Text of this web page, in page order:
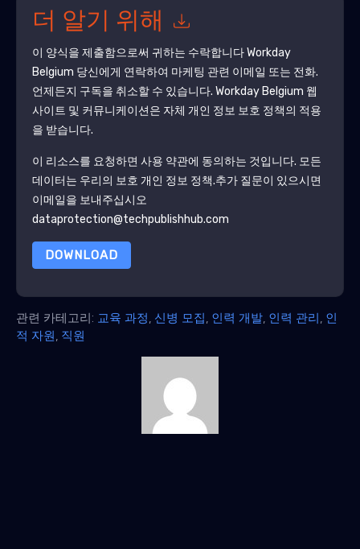
더 알기 위해
이 양식을 제출함으로써 귀하는 수락합니다Workday
Belgium 당신에게 연락하여 마케팅 관련 이메일 또는 전화.
언제든지 구독을 취소할 수 있습니다. Workday Belgium 웹
사이트 및 커뮤니케이션은 자체 개인 정보 보호 정책의 적용
을 받습니다.
이 리소스를 요청하면 사용 약관에 동의하는 것입니다. 모든
데이터는 우리의 보호 개인 정보 정책.추가 질문이 있으시면
이메일을 보내주십시오
dataprotection@techpublishhub.com
DOWNLOAD
관련 카테고리: 교육 과정 신병 모집 인력 개발 인력 관리 인
적 자원 직원